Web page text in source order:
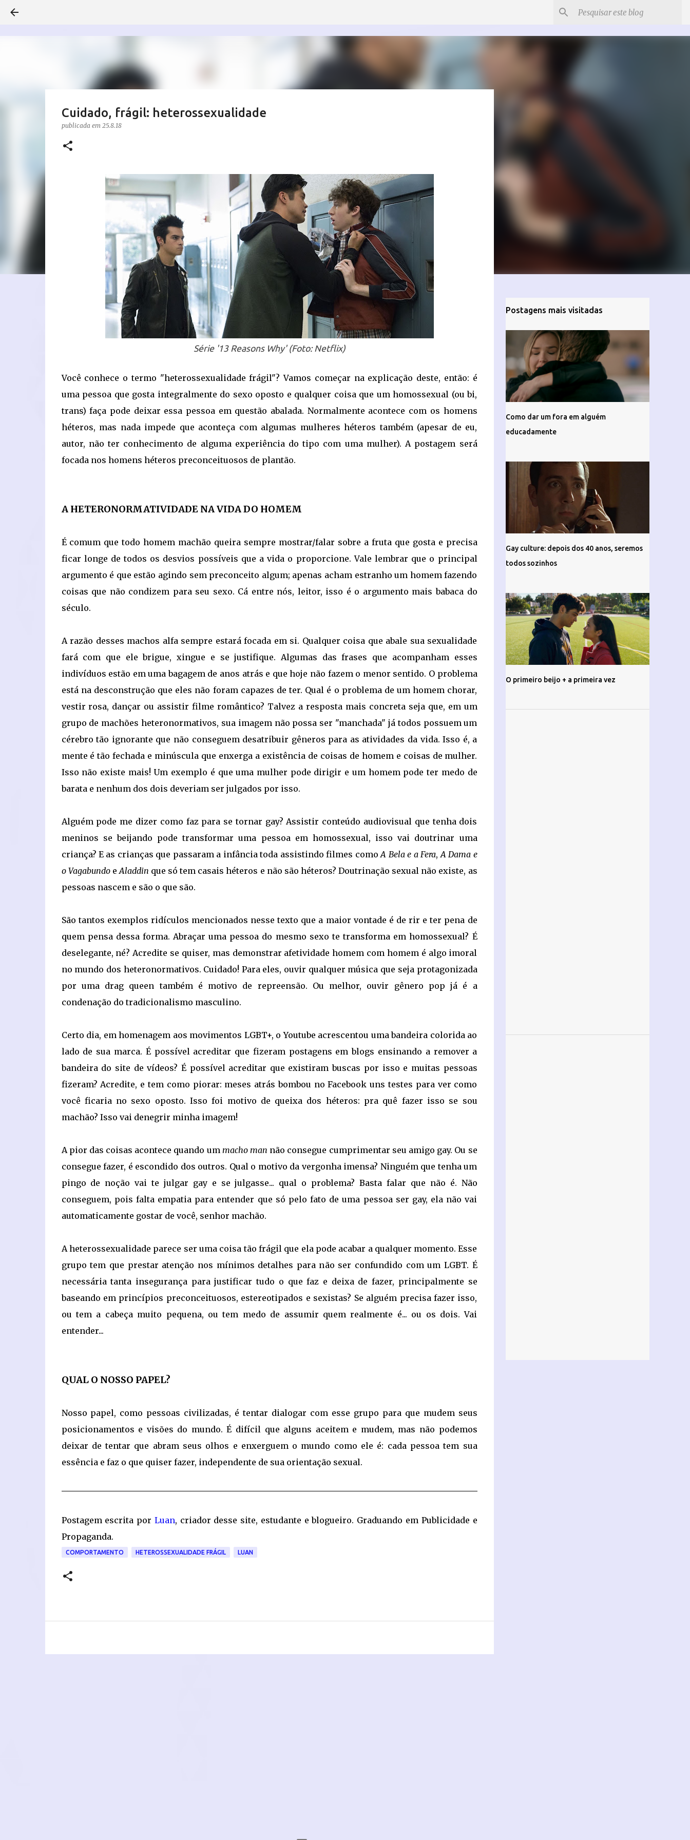
Cuidado, frágil: heterossexualidade
publicada em 25.8.18
Série '13 Reasons Why' (Foto: Netflix)
Você conhece o termo "heterossexualidade frágil"? Vamos começar na explicação deste, então: é
uma pessoa que gosta integralmente do sexo oposto e qualquer coisa que um homossexual (ou bi,
trans) faça pode deixar essa pessoa em questão abalada. Normalmente acontece com os homens
héteros, mas nada impede que aconteça com algumas mulheres héteros também (apesar de eu,
autor, não ter conhecimento de alguma experiência do tipo com uma mulher). A postagem será
focada nos homens héteros preconceituosos de plantão.
A HETERONORMATIVIDADE NA VIDA DO HOMEM
É comum que todo homem machão queira sempre mostrar/falar sobre a fruta que gosta e precisa
ficar longe de todos os desvios possíveis que a vida o proporcione. Vale lembrar que o principal
argumento é que estão agindo sem preconceito algum; apenas acham estranho um homem fazendo
coisas que não condizem para seu sexo. Cá entre nós, leitor, isso é o argumento mais babaca do
século.
A razão desses machos alfa sempre estará focada em si. Qualquer coisa que abale sua sexualidade
fará com que ele brigue, xingue e se justifique. Algumas das frases que acompanham esses
indivíduos estão em uma bagagem de anos atrás e que hoje não fazem o menor sentido. O problema
está na desconstrução que eles não foram capazes de ter. Qual é o problema de um homem chorar,
vestir rosa, dançar ou assistir filme romântico? Talvez a resposta mais concreta seja que, em um
grupo de machões heteronormativos, sua imagem não possa ser "manchada" já todos possuem um
cérebro tão ignorante que não conseguem desatribuir gêneros para as atividades da vida. Isso é, a
mente é tão fechada e minúscula que enxerga a existência de coisas de homem e coisas de mulher.
Isso não existe mais! Um exemplo é que uma mulher pode dirigir e um homem pode ter medo de
barata e nenhum dos dois deveriam ser julgados por isso.
Alguém pode me dizer como faz para se tornar gay? Assistir conteúdo audiovisual que tenha dois
meninos se beijando pode transformar uma pessoa em homossexual, isso vai doutrinar uma
criança? E as crianças que passaram a infância toda assistindo filmes comoA Bela e a Fera,A Dama e
o VagabundoeAladdin que só tem casais héteros e não são héteros? Doutrinação sexual não existe, as
pessoas nascem e são o que são.
São tantos exemplos ridículos mencionados nesse texto que a maior vontade é de rir e ter pena de
quem pensa dessa forma. Abraçar uma pessoa do mesmo sexo te transforma em homossexual? É
deselegante, né? Acredite se quiser, mas demonstrar afetividade homem com homem é algo imoral
no mundo dos heteronormativos. Cuidado! Para eles, ouvir qualquer música que seja protagonizada
por uma drag queen também é motivo de repreensão. Ou melhor, ouvir gênero pop já é a
condenação do tradicionalismo masculino.
Certo dia, em homenagem aos movimentos LGBT+, o Youtube acrescentou uma bandeira colorida ao
lado de sua marca. É possível acreditar que fizeram postagens em blogs ensinando a remover a
bandeira do site de vídeos? É possível acreditar que existiram buscas por isso e muitas pessoas
fizeram? Acredite, e tem como piorar: meses atrás bombou no Facebook uns testes para ver como
você ficaria no sexo oposto. Isso foi motivo de queixa dos héteros: pra quê fazer isso se sou
machão? Isso vai denegrir minha imagem!
A pior das coisas acontece quando um macho man não consegue cumprimentar seu amigo gay. Ou se
consegue fazer, é escondido dos outros. Qual o motivo da vergonha imensa? Ninguém que tenha um
pingo de noção vai te julgar gay e se julgasse... qual o problema? Basta falar que não é. Não
conseguem, pois falta empatia para entender que só pelo fato de uma pessoa ser gay, ela não vai
automaticamente gostar de você, senhor machão.
A heterossexualidade parece ser uma coisa tão frágil que ela pode acabar a qualquer momento. Esse
grupo tem que prestar atenção nos mínimos detalhes para não ser confundido com um LGBT. É
necessária tanta insegurança para justificar tudo o que faz e deixa de fazer, principalmente se
baseando em princípios preconceituosos, estereotipados e sexistas? Se alguém precisa fazer isso,
ou tem a cabeça muito pequena, ou tem medo de assumir quem realmente é... ou os dois. Vai
entender...
QUAL O NOSSO PAPEL?
Nosso papel, como pessoas civilizadas, é tentar dialogar com esse grupo para que mudem seus
posicionamentos e visões do mundo. É difícil que alguns aceitem e mudem, mas não podemos
deixar de tentar que abram seus olhos e enxerguem o mundo como ele é: cada pessoa tem sua
essência e faz o que quiser fazer, independente de sua orientação sexual.
Postagem escrita por Luan, criador desse site, estudante e blogueiro. Graduando em Publicidade e
Propaganda.
COMPORTAMENTO HETEROSSEXUALIDADE FRÁGIL LUAN
Postagens mais visitadas
Como dar um fora em alguém
educadamente
Gay culture: depois dos 40 anos, seremos
todos sozinhos
O primeiro beijo + a primeira vez